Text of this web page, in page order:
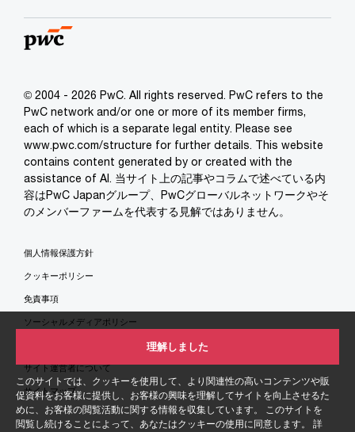
このサイトでは、クッキーを使用して、より関連性の高いコンテンツや販
促資料をお客様に提供し、お客様の興味を理解してサイトを向上させるた
めに、お客様の閲覧活動に関する情報を収集しています。 このサイトを
閲覧し続けることによって、あなたはクッキーの使用に同意します。 詳
理解しました
© 2004 - 2026 PwC. All rights reserved. PwC refers to the
PwC network and/or one or more of its member firms,
each of which is a separate legal entity. Please see
www.pwc.com/structure for further details. This website
contains content generated by or created with the
assistance of AI. 当サイト上の記事やコラムで述べている内
容はPwC Japanグループ、PwCグローバルネットワークやそ
のメンバーファームを代表する見解ではありません。
個人情報保護方針
クッキーポリシー
免責事項
ソーシャルメディアポリシー
サイト運営者について
サイトマップ